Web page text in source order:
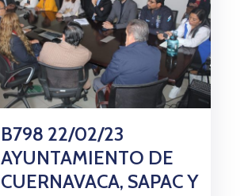
B798 22/02/23
AYUNTAMIENTO DE
CUERNAVACA, SAPAC Y